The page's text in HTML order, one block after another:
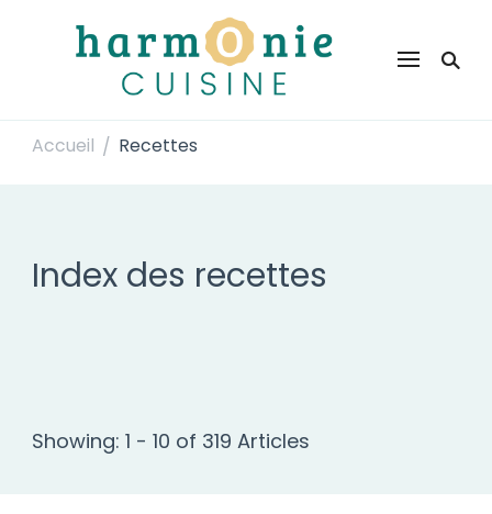
Harmonie Cuisine
Accueil / Recettes
Index des recettes
Showing: 1 - 10 of 319 Articles